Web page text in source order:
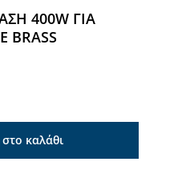
400W ΓΙΑ
BRASS
καλάθι